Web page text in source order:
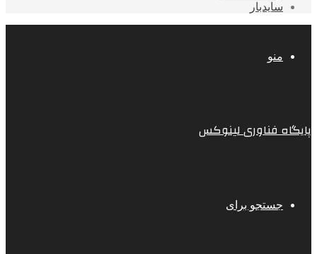
سایدبار
منو
پایگاه فناوری لینوکس
جستجو برای